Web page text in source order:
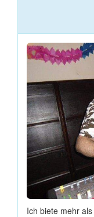
Ich biete mehr